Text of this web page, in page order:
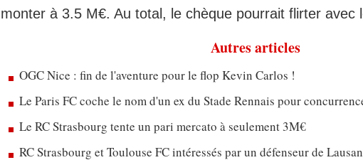
monter à 3.5 M€. Au total, le chèque pourrait flirter avec
Autres articles
OGC Nice : fin de l'aventure pour le flop Kevin Carlos !
Le Paris FC coche le nom d'un ex du Stade Rennais pour
Le RC Strasbourg tente un pari mercato à seulement 3M€
RC Strasbourg et Toulouse FC intéressés par un défenseur de